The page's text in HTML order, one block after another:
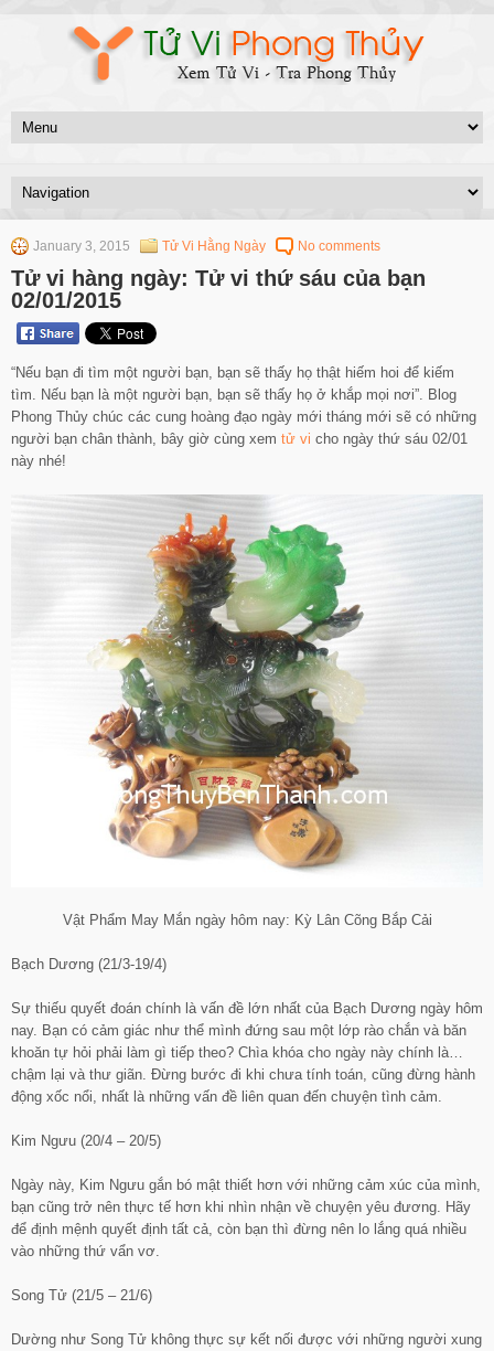
January 3, 2015 Tử Vi Hằng Ngày No comments
Tử vi hàng ngày: Tử vi thứ sáu của bạn
02/01/2015
“Nếu bạn đi tìm một người bạn, bạn sẽ thấy họ thật hiếm hoi để kiếm
tìm. Nếu bạn là một người bạn, bạn sẽ thấy họ ở khắp mọi nơi”. Blog
Phong Thủy chúc các cung hoàng đạo ngày mới tháng mới sẽ có những
người bạn chân thành, bây giờ cùng xem tử vi cho ngày thứ sáu 02/01
này nhé!
Vật Phẩm May Mắn ngày hôm nay: Kỳ Lân Cõng Bắp Cải
Bạch Dương (21/3-19/4)
Sự thiếu quyết đoán chính là vấn đề lớn nhất của Bạch Dương ngày hôm
nay. Bạn có cảm giác như thể mình đứng sau một lớp rào chắn và băn
khoăn tự hỏi phải làm gì tiếp theo? Chìa khóa cho ngày này chính là…
chậm lại và thư giãn. Đừng bước đi khi chưa tính toán, cũng đừng hành
động xốc nổi, nhất là những vấn đề liên quan đến chuyện tình cảm.
Kim Ngưu (20/4 – 20/5)
Ngày này, Kim Ngưu gắn bó mật thiết hơn với những cảm xúc của mình,
bạn cũng trở nên thực tế hơn khi nhìn nhận về chuyện yêu đương. Hãy
để định mệnh quyết định tất cả, còn bạn thì đừng nên lo lắng quá nhiều
vào những thứ vẩn vơ.
Song Tử (21/5 – 21/6)
Dường như Song Tử không thực sự kết nối được với những người xung